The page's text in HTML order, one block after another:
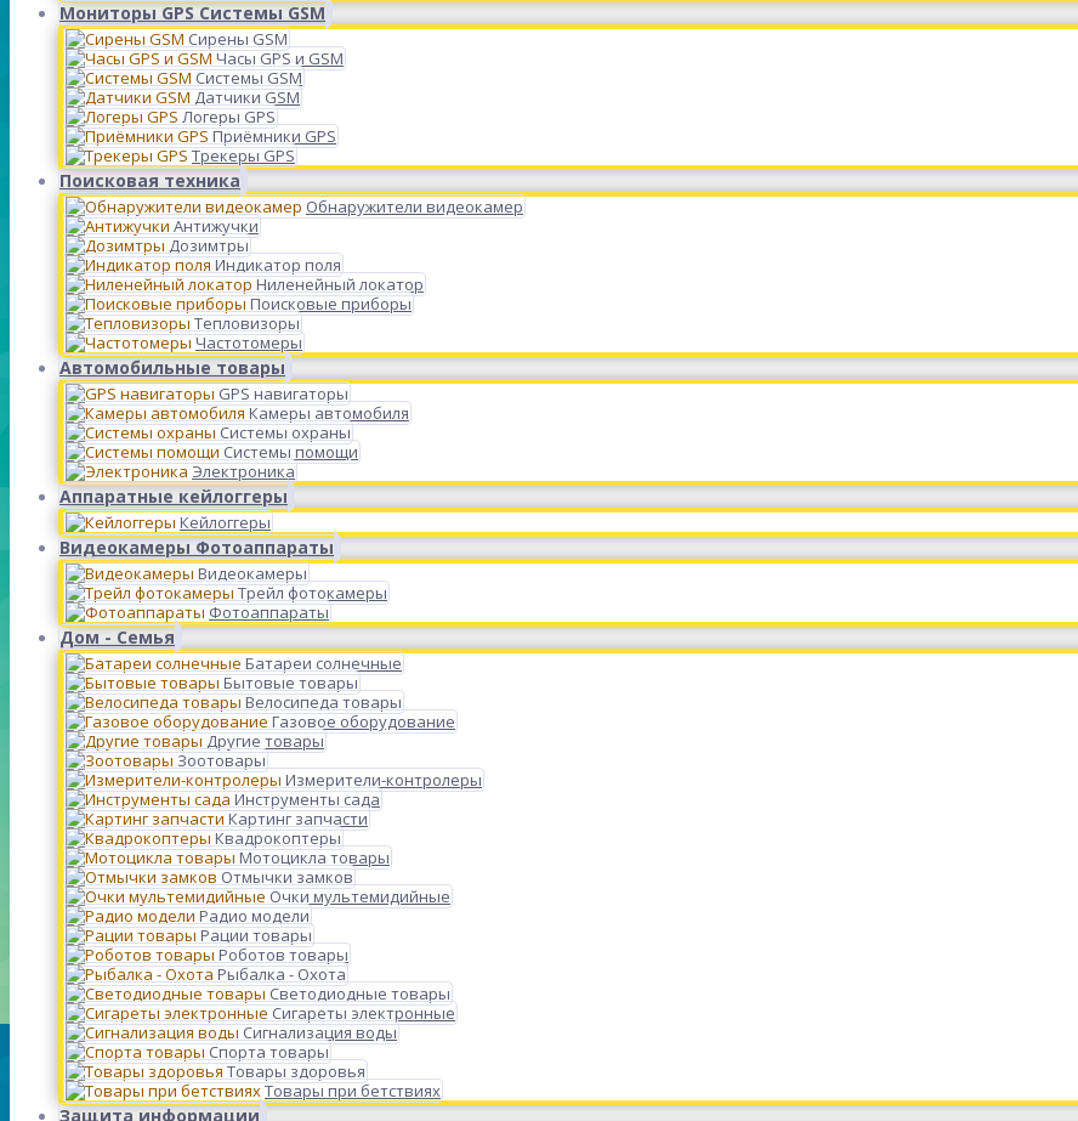
Мониторы GPS Системы GSM
Сирены GSM
Часы GPS и GSM
Системы GSM
Датчики GSM
Логеры GPS
Приёмники GPS
Трекеры GPS
Поисковая техника
Обнаружители видеокамер
Антижучки
Дозимтры
Индикатор поля
Ниленейный локатор
Поисковые приборы
Тепловизоры
Частотомеры
Автомобильные товары
GPS навигаторы
Камеры автомобиля
Системы охраны
Системы помощи
Электроника
Аппаратные кейлоггеры
Кейлоггеры
Видеокамеры Фотоаппараты
Видеокамеры
Трейл фотокамеры
Фотоаппараты
Дом - Семья
Батареи солнечные
Бытовые товары
Велосипеда товары
Газовое оборудование
Другие товары
Зоотовары
Измерители-контролеры
Инструменты сада
Картинг запчасти
Квадрокоптеры
Мотоцикла товары
Отмычки замков
Очки мультемидийные
Радио модели
Рации товары
Роботов товары
Рыбалка - Охота
Светодиодные товары
Сигареты электронные
Сигнализация воды
Спорта товары
Товары здоровья
Товары при бетствиях
Защита информации